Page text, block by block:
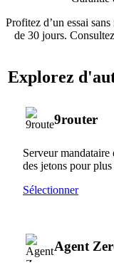
Profitez d’un essai
de 30 jours.
Explorez
9router
Serveur
des jetons pour
Sélectionner
Agent